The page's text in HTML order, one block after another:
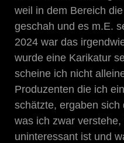
weil in dem Bereich
geschah und es m.E.
2024 war das
wurde eine Karikatur
scheine ich nicht
Produzenten die ich
schätzte, ergaben
was ich zwar
uninteressant ist und